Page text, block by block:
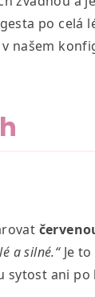
po celá
našem
a silné.“Je to
sytost ani po